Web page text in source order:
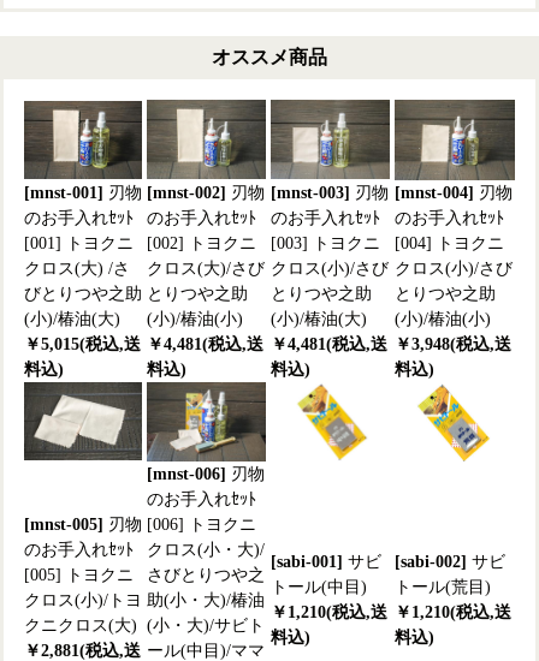
オススメ商品
[mnst-001] 刃物
のお手入れｾｯﾄ
[001] トヨクニ
クロス(大) /さ
びとりつや之助
(小)/椿油(大)
￥5,015(税込,送
料込)
[mnst-002] 刃物
のお手入れｾｯﾄ
[002] トヨクニ
クロス(大)/さび
とりつや之助
(小)/椿油(小)
￥4,481(税込,送
料込)
[mnst-003] 刃物
のお手入れｾｯﾄ
[003] トヨクニ
クロス(小)/さび
とりつや之助
(小)/椿油(大)
￥4,481(税込,送
料込)
[mnst-004] 刃物
のお手入れｾｯﾄ
[004] トヨクニ
クロス(小)/さび
とりつや之助
(小)/椿油(小)
￥3,948(税込,送
料込)
[mnst-005] 刃物
のお手入れｾｯﾄ
[005] トヨクニ
クロス(小)/トヨ
クニクロス(大)
￥2,881(税込,送
[mnst-006] 刃物
のお手入れｾｯﾄ
[006] トヨクニ
クロス(小・大)/
さびとりつや之
助(小・大)/椿油
(小・大)/サビト
ール(中目)/ママ
[sabi-001] サビ
トール(中目)
￥1,210(税込,送
料込)
[sabi-002] サビ
トール(荒目)
￥1,210(税込,送
料込)